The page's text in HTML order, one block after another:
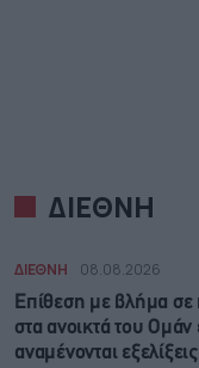
ΔΙΕΘΝΗ
ΔΙΕΘΝΗ 08.08.2026
Επίθεση με βλήμα σε
στα ανοικτά του
αναμένονται